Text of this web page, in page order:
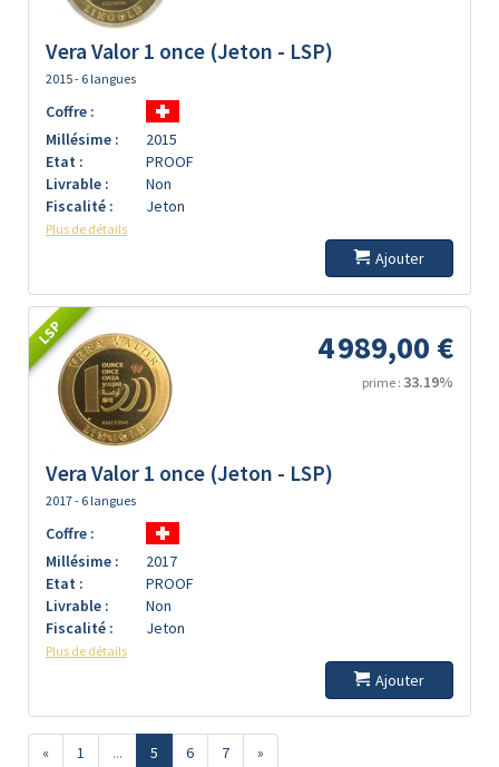
Vera Valor 1 once (Jeton - LSP)
2015 - 6 langues
Coffre :
Millésime :
2015
Etat :
PROOF
Livrable :
Non
Fiscalité :
Jeton
Plus de détails
Ajouter
LSP 4 989,00 €
prime : 33.19%
Vera Valor 1 once (Jeton - LSP)
2017 - 6 langues
Coffre :
Millésime :
2017
Etat :
PROOF
Livrable :
Non
Fiscalité :
Jeton
Plus de détails
Ajouter
« 1 ... 5 6 7 »